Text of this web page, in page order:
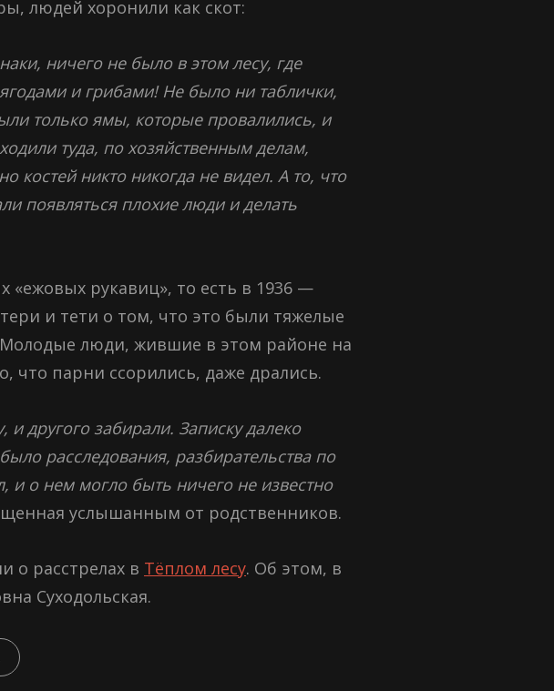
людей хоронили как скот:
ничего не было в этом лесу, где
и грибами! Не было ни таблички,
только ямы, которые провалились, и
туда, по хозяйственным делам,
никто никогда не видел. А то, что
появляться плохие люди и делать
«ежовых рукавиц», то есть в 1936 —
и тети о том, что это были тяжелые
люди, жившие в этом районе на
что парни ссорились, даже дрались.
другого забирали. Записку далеко
расследования, разбирательства по
и о нем могло быть ничего не известно
услышанным от родственников.
о расстрелах в Тёплом лесу. Об этом, в
Суходольская.